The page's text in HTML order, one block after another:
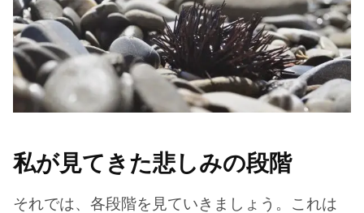
私が見てきた悲しみの段階
それでは、各段階を見ていきましょう。これは